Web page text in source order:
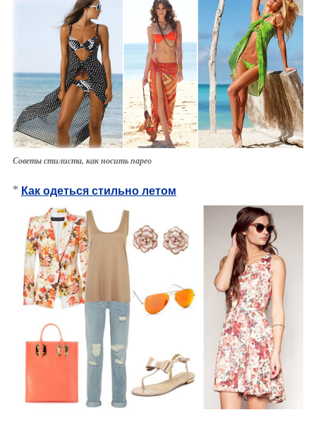
Советы стилиста, как носить парео
* Как одеться стильно летом